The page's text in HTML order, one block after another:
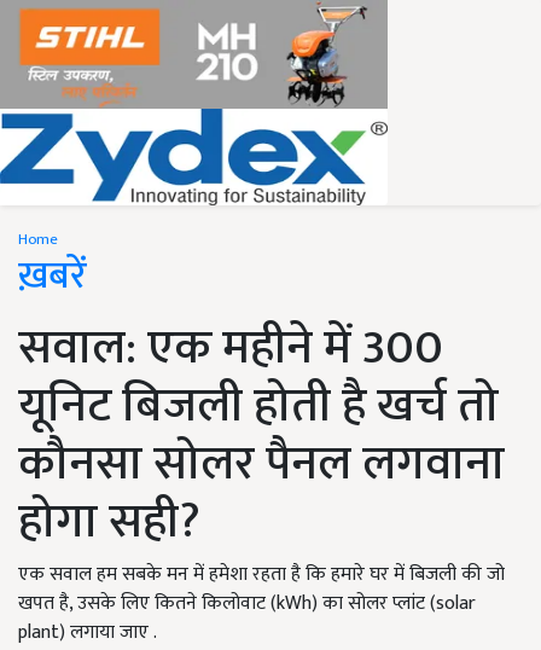
Home
ख़बरें
सवाल: एक महीने में 300
यूनिट बिजली होती है खर्च तो
कौनसा सोलर पैनल लगवाना
होगा सही?
एक सवाल हम सबके मन में हमेशा रहता है कि हमारे घर में बिजली की जो
खपत है, उसके लिए कितने किलोवाट (kWh) का सोलर प्लांट (solar
plant) लगाया जाए .